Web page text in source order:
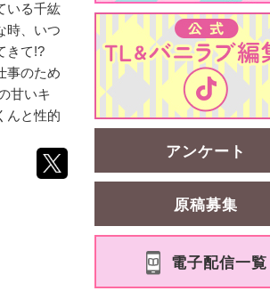
いる千紘
時、いつ
きて!?
事のため
甘いキ
んと性的
アンケート
原稿募集
電子配信一覧